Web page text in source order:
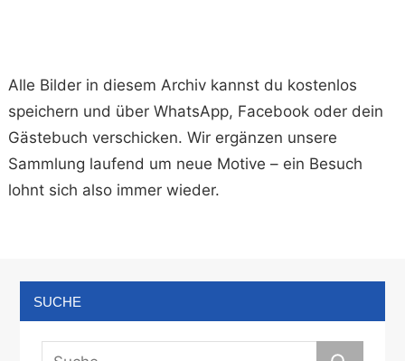
Alle Bilder in diesem Archiv kannst du kostenlos
speichern und über WhatsApp, Facebook oder dein
Gästebuch verschicken. Wir ergänzen unsere
Sammlung laufend um neue Motive – ein Besuch
lohnt sich also immer wieder.
SUCHE